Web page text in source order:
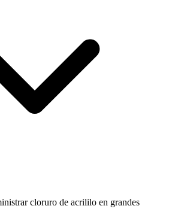
cloruro de acrililo en grandes